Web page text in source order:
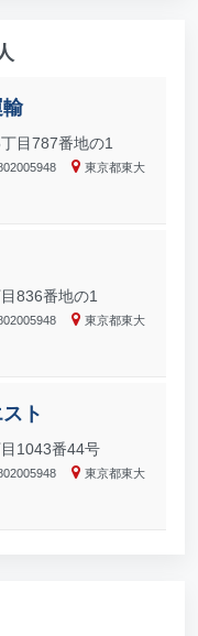
目787番地の1
東京都東大
836番地の1
東京都東大
ト
1043番44号
東京都東大